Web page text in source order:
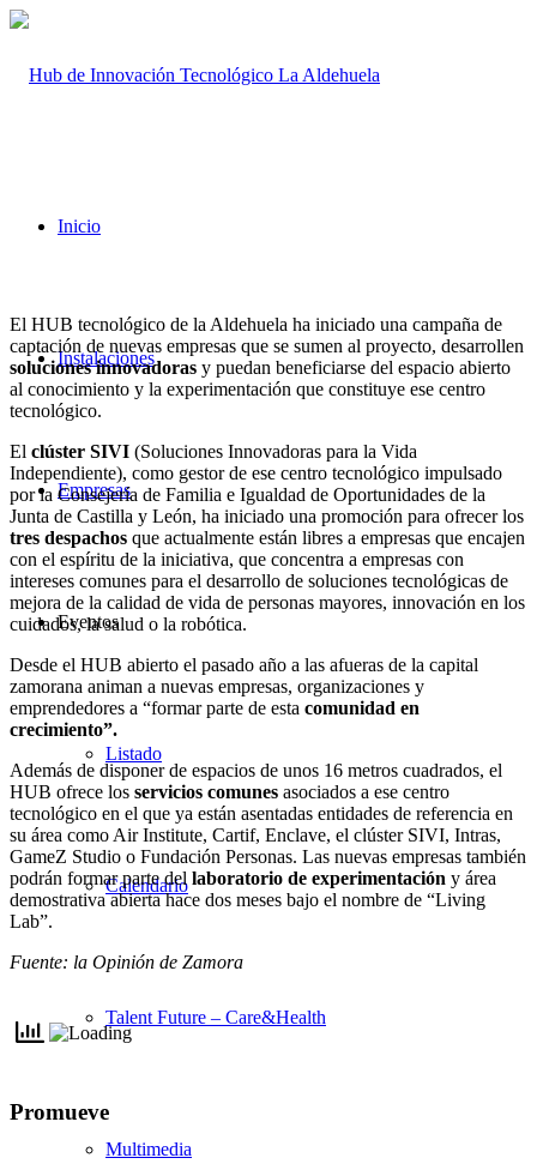
Inicio
Instalaciones
Empresas
Eventos
Listado
Calendario
Talent Future – Care&Health
Multimedia
El HUB tecnológico de la Aldehuela ha iniciado una campaña de
captación de nuevas empresas que se sumen al proyecto, desarrollen
soluciones innovadoras y puedan beneficiarse del espacio abierto
al conocimiento y la experimentación que constituye ese centro
tecnológico.
El clúster SIVI (Soluciones Innovadoras para la Vida
Independiente), como gestor de ese centro tecnológico impulsado
por la Consejería de Familia e Igualdad de Oportunidades de la
Junta de Castilla y León, ha iniciado una promoción para ofrecer los
tres despachos que actualmente están libres a empresas que encajen
con el espíritu de la iniciativa, que concentra a empresas con
intereses comunes para el desarrollo de soluciones tecnológicas de
mejora de la calidad de vida de personas mayores, innovación en los
cuidados, la salud o la robótica.
Desde el HUB abierto el pasado año a las afueras de la capital
zamorana animan a nuevas empresas, organizaciones y
emprendedores a “formar parte de esta comunidad en
crecimiento”.
Además de disponer de espacios de unos 16 metros cuadrados, el
HUB ofrece los servicios comunes asociados a ese centro
tecnológico en el que ya están asentadas entidades de referencia en
su área como Air Institute, Cartif, Enclave, el clúster SIVI, Intras,
GameZ Studio o Fundación Personas. Las nuevas empresas también
podrán formar parte del laboratorio de experimentación y área
demostrativa abierta hace dos meses bajo el nombre de “Living
Lab”.
Fuente: la Opinión de Zamora
Promueve